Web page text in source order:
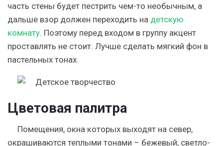
часть стены будет пестрить чем-то необычным, а
дальше взор должен переходить на детскую
комнату. Поэтому перед входом в группу акцент
проставлять не стоит. Лучше сделать мягкий фон в
пастельных тонах.
Цветовая палитра
Помещения, окна которых выходят на север,
окрашиваются теплыми тонами – бежевый, светло-